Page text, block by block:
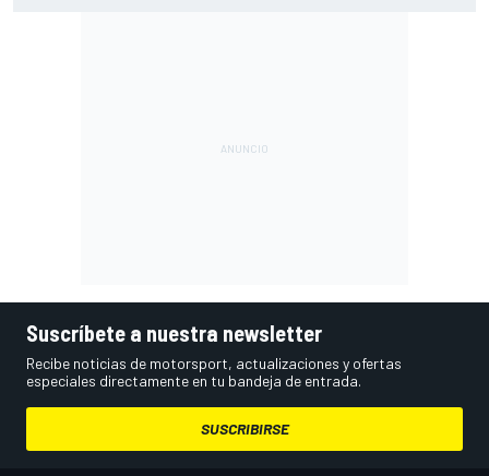
Suscríbete a nuestra newsletter
Recibe noticias de motorsport, actualizaciones y ofertas
especiales directamente en tu bandeja de entrada.
SUSCRIBIRSE